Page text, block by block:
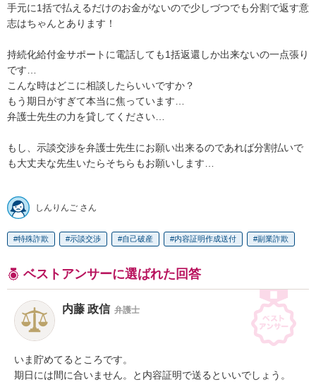
手元に1括で払えるだけのお金がないので少しづつでも分割で返す意
志はちゃんとあります！
持続化給付金サポートに電話しても1括返還しか出来ないの一点張り
です…
こんな時はどこに相談したらいいですか？
もう期日がすぎて本当に焦っています…
弁護士先生の力を貸してください…
もし、示談交渉を弁護士先生にお願い出来るのであれば分割払いで
も大丈夫な先生いたらそちらもお願いします…
しんりんご さん
特殊詐欺 示談交渉 自己破産 内容証明作成送付 副業詐欺
ベストアンサーに選ばれた回答
内藤 政信 弁護士
いま貯めてるところです。
期日には間に合いません。と内容証明で送るといいでしょう。